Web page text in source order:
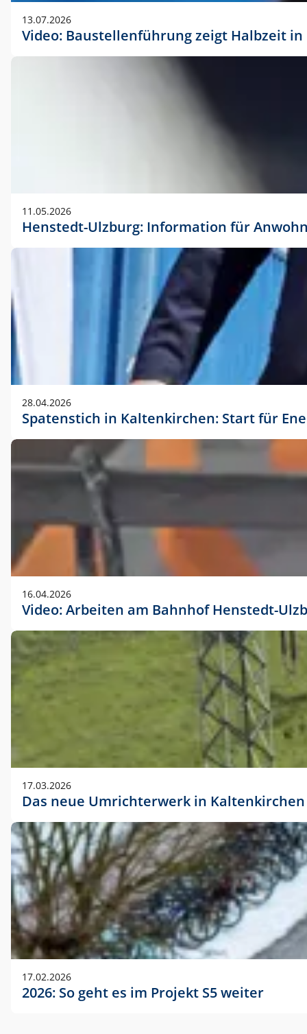
13.07.2026
Video: Baustellenführung zeigt Halbzeit
11.05.2026
Henstedt-Ulzburg: Information für
28.04.2026
Spatenstich in Kaltenkirchen: Start für
16.04.2026
Video: Arbeiten am Bahnhof Henstedt-
17.03.2026
Das neue Umrichterwerk in Kaltenkirchen
17.02.2026
2026: So geht es im Projekt S5 weiter